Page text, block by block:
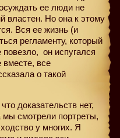
ее люди не
властен. Но она к этому
Вся ее жизнь (и
регламенту, который
он испугался
вместе, все
о такой
доказательств нет,
мы смотрели портреты,
у многих. Я